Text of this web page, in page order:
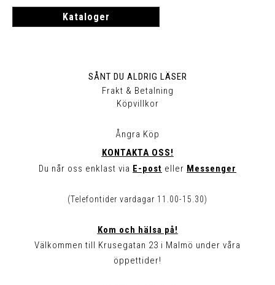
Kataloger
SÅNT DU ALDRIG LÄSER
Frakt & Betalning
Köpvillkor
Ångra Köp
KONTAKTA OSS!
Du når oss enklast via E-post eller Messenger
(Telefontider vardagar 11.00-15.30)
Kom och hälsa på!
Välkommen till Krusegatan 23 i Malmö under våra
öppettider!